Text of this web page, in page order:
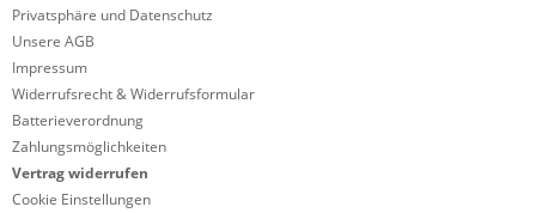
Privatsphäre und Datenschutz
Unsere AGB
Impressum
Widerrufsrecht & Widerrufsformular
Batterieverordnung
Zahlungsmöglichkeiten
Vertrag widerrufen
Cookie Einstellungen